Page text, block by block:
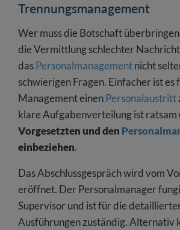
Trennungsmanagement
Wer muss die Botschaft
die Vermittlung schlechter
dasPersonalmanagementnicht
schwierigen Fragen. Einfacher ist es
Management einenPersonalaustritt
klare Aufgabenverteilung ist ratsam
Vorgesetzten und den
einbeziehen.
Das Abschlussgespräch wird vom
eröffnet. Der Personalmanager
Supervisor und ist für die
Ausführungen zuständig. Alternativ